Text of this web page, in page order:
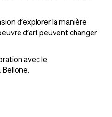
d’explorer la manière
d’art peuvent changer
avec le